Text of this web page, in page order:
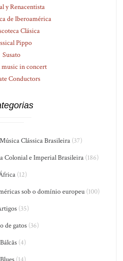
y Renacentista
de Iberoamérica
Clásica
Pippo
Susato
music in concert
Conductors
Clássica Brasileira (37)
Colonial e Imperial Brasileira (186)
(12)
sob o domínio europeu(100)
(35)
de gatos (36)
(4)